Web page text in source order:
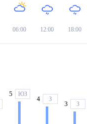
06:00 12:00 18:00
5 ЮЗ
4 З
3 З